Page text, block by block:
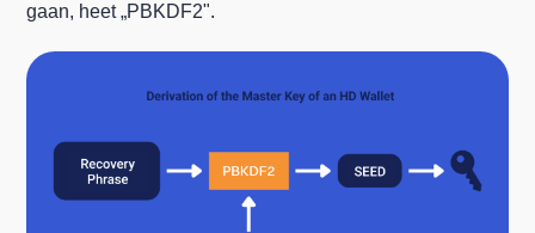
gaan, heet „PBKDF2".